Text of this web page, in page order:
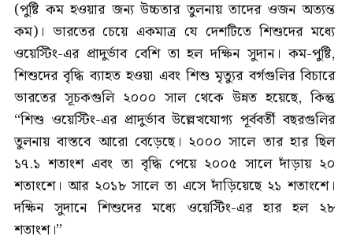
(পুষ্টি কম হওয়ার জন্য উচ্চতার তুলনায় তাদের ওজন অত্যন্ত
কম)। ভারতের চেয়ে একমাত্র যে দেশটিতে শিশুদের মধ্যে
ওয়েস্টিং-এর প্রাদুর্ভাব বেশি তা হল দক্ষিন সুদান। কম-পুষ্টি,
শিশুদের বৃদ্ধি ব্যাহত হওয়া এবং শিশু মৃত্যুর বর্গগুলির বিচারে
ভারতের সূচকগুলি ২০০০ সাল থেকে উন্নত হয়েছে, কিন্তু
‘‘শিশু ওয়েস্টিং-এর প্রাদুর্ভাব উল্লেখযোগ্য পূর্ববর্তী বছরগুলির
তুলনায় বাস্তবে আরো বেড়েছে। ২০০০ সালে তার হার ছিল
১৭.১ শতাংশ এবং তা বৃদ্ধি পেয়ে ২০০৫ সালে দাঁড়ায় ২০
শতাংশে। আর ২০১৮ সালে তা এসে দাঁড়িয়েছে ২১ শতাংশে।
দক্ষিন সুদানে শিশুদের মধ্যে ওয়েস্টিং-এর হার হল ২৮
শতাংশ।’’